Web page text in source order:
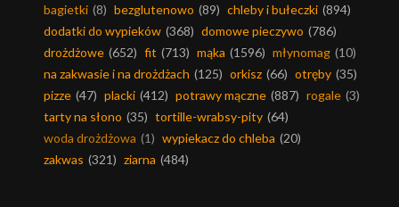
bagietki (8) bezglutenowo (89) chleby i bułeczki (894)
dodatki do wypieków (368) domowe pieczywo (786)
drożdżowe (652) fit (713) mąka (1596) młynomag (10)
na zakwasie i na drożdżach (125) orkisz (66) otręby (35)
pizze (47) placki (412) potrawy mączne (887) rogale (3)
tarty na słono (35) tortille-wrabsy-pity (64)
woda drożdżowa (1) wypiekacz do chleba (20)
zakwas (321) ziarna (484)